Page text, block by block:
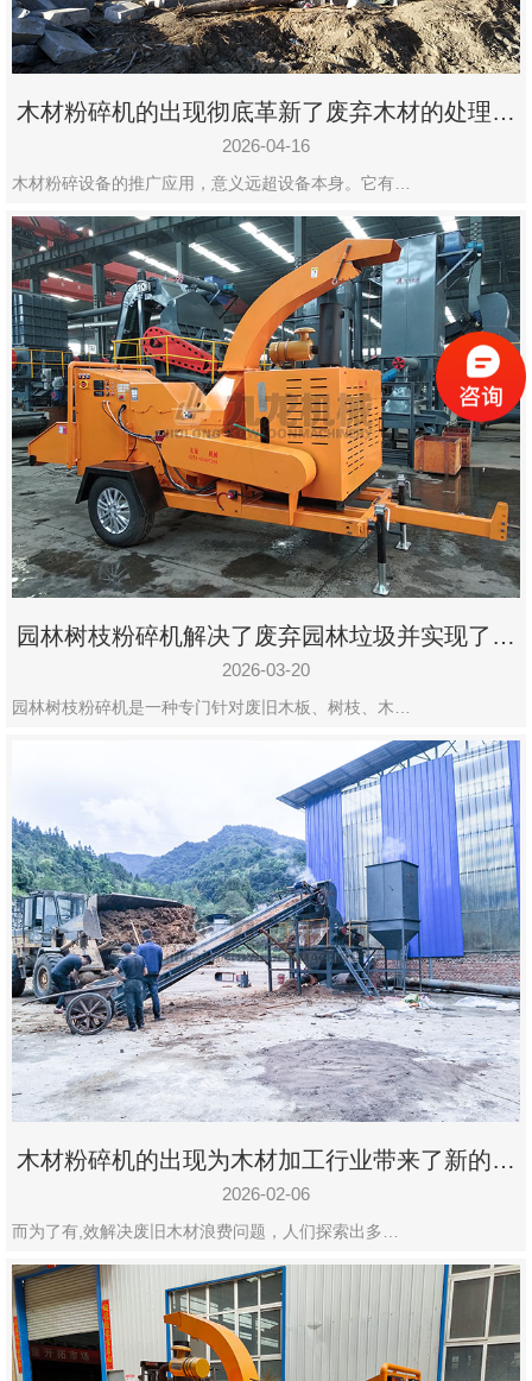
木材粉碎机的出现彻底革新了废弃木材的处理模
式
2026-04-16
木材粉碎设备的推广应用，意义远超设备本身。它有…
园林树枝粉碎机解决了废弃园林垃圾并实现了再
利用
2026-03-20
园林树枝粉碎机是一种专门针对废旧木板、树枝、木…
木材粉碎机的出现为木材加工行业带来了新的变
化
2026-02-06
而为了有,效解决废旧木材浪费问题，人们探索出多…